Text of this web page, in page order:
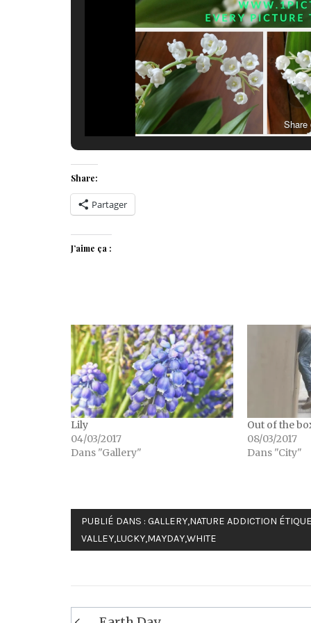
Share
Share:
Partager
J’aime ça :
Lily
04/03/2017
Dans "Gallery"
Out of the
08/03/2017
Dans "City"
PUBLIÉ DANS : GALLERY,NATURE ADDICTION
VALLEY,LUCKY,MAYDAY,WHITE